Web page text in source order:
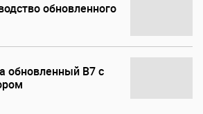
обновленного
обновленный B7 с